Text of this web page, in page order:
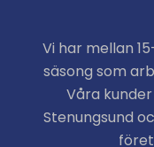
Vi har mellan
säsong som
Våra
Stenungsund